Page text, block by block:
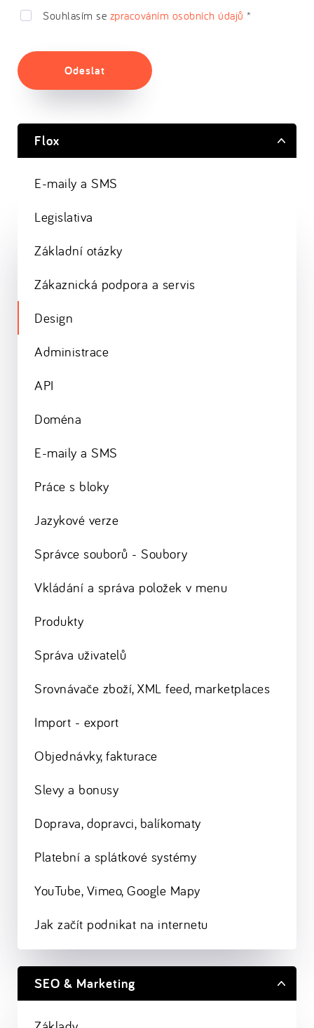
Souhlasím se zpracováním osobních údajů *
Odeslat
Flox
E-maily a SMS
Legislativa
Základní otázky
Zákaznická podpora a servis
Design
Administrace
API
Doména
E-maily a SMS
Práce s bloky
Jazykové verze
Správce souborů - Soubory
Vkládání a správa položek v menu
Produkty
Správa uživatelů
Srovnávače zboží, XML feed, marketplaces
Import - export
Objednávky, fakturace
Slevy a bonusy
Doprava, dopravci, balíkomaty
Platební a splátkové systémy
YouTube, Vimeo, Google Mapy
Jak začít podnikat na internetu
SEO & Marketing